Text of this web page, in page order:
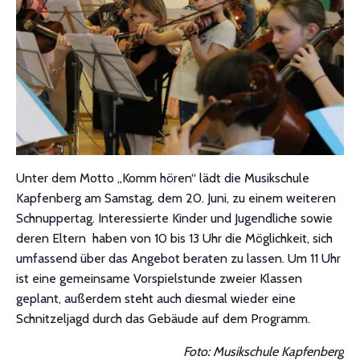
Unter dem Motto „Komm hören“ lädt die Musikschule
Kapfenberg am Samstag, dem 20. Juni, zu einem weiteren
Schnuppertag. Interessierte Kinder und Jugendliche sowie
deren Eltern haben von 10 bis 13 Uhr die Möglichkeit, sich
umfassend über das Angebot beraten zu lassen. Um 11 Uhr
ist eine gemeinsame Vorspielstunde zweier Klassen
geplant, außerdem steht auch diesmal wieder eine
Schnitzeljagd durch das Gebäude auf dem Programm.
Foto: Musikschule Kapfenberg